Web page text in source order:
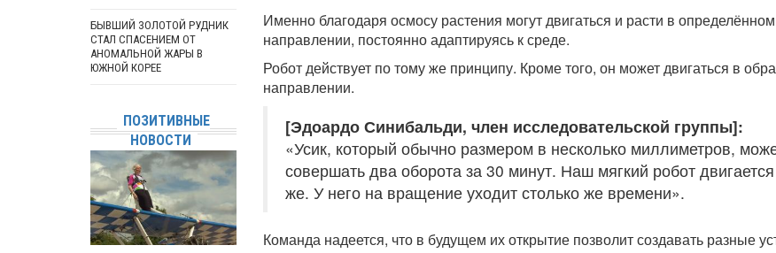
Именно благодаря осмосу растения могут двигаться и расти в определённом
направлении, постоянно адаптируясь к среде.
Робот действует по тому же принципу. Кроме того, он может двигаться в
направлении.
[Эдоардо Синибальди, член исследовательской группы]:
«Усик, который обычно размером в несколько миллиметров,
совершать два оборота за 30 минут. Наш мягкий робот двигается
же. У него на вращение уходит столько же времени».
Команда надеется, что в будущем их открытие позволит создавать разные
БЫВШИЙ ЗОЛОТОЙ РУДНИК
СТАЛ СПАСЕНИЕМ ОТ
АНОМАЛЬНОЙ ЖАРЫ В
ЮЖНОЙ КОРЕЕ
ПОЗИТИВНЫЕ
НОВОСТИ